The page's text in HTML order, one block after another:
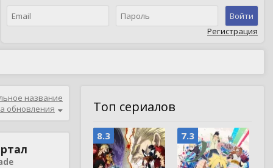
Войти
Регистрация
название
обновления
Топ сериалов
8.3 7.3